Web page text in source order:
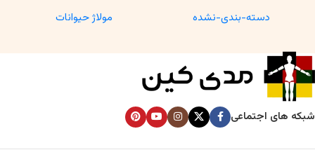
Anatomy Specimen
دسته-بندی-نشده
مولاژ حیوانات
شبکه های اجتماعی